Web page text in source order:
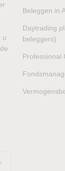
u
Beleggen in
Daytrading
beleggers)
Professional